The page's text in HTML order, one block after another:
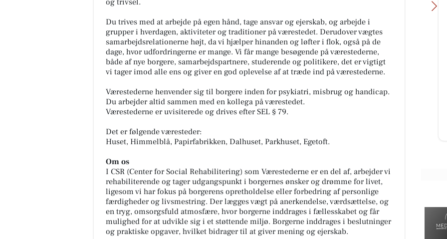
Du trives med at arbejde på egen hånd, tage ansvar og ejerskab, og arbejde i
grupper i hverdagen, aktiviteter og traditioner på værestedet. Derudover vægtes
samarbejdsrelationerne højt, da vi hjælper hinanden og løfter i flok, også på de
dage, hvor udfordringerne er mange. Vi får mange besøgende på værestederne,
både af nye borgere, samarbejdspartnere, studerende og politikere, det er vigtigt
vi tager imod alle ens og giver en god oplevelse af at træde ind på værestederne.
Værestederne henvender sig til borgere inden for psykiatri, misbrug og handicap.
Du arbejder altid sammen med en kollega på værestedet.
Værestederne er uvisiterede og drives efter SEL § 79.
Det er følgende væresteder:
Huset, Himmelblå, Papirfabrikken, Dalhuset, Parkhuset, Egetoft.
Om os
I CSR (Center for Social Rehabilitering) som Værestederne er en del af, arbejder vi
rehabiliterende og tager udgangspunkt i borgernes ønsker og drømme for livet,
ligesom vi har fokus på borgerens opretholdelse eller forbedring af personlige
færdigheder og livsmestring. Der lægges vægt på anerkendelse, værdsættelse, og
en tryg, omsorgsfuld atmosfære, hvor borgerne inddrages i fællesskabet og får
mulighed for at udvikle sig i et støttende miljø. Borgerne inddrages i beslutninger
og praktiske opgaver, hvilket bidrager til at giver mening og ejerskab.
Fodterapeutisk Klinik
v/Lajla Andersen
husker du at passe på dem? ☀️ Når
fødderne har det godt, har hele
kroppen det bedre. Smert...
Åbn opslaget
Fairpaint ApS
Hvad er undskyldningen for fortsat
har i mange år været en populær
løsning inden for bygges...